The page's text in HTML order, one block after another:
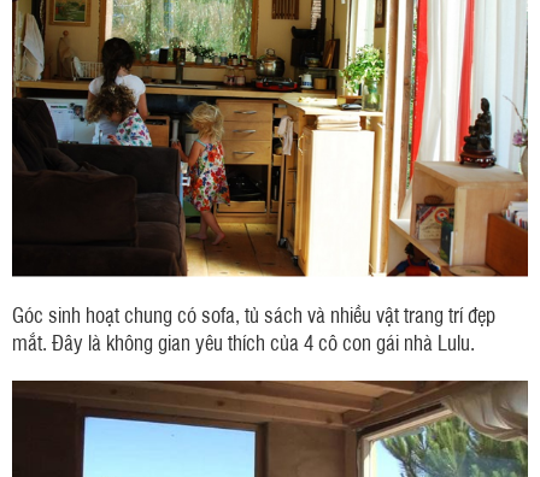
Góc sinh hoạt chung có sofa, tủ sách và nhiều vật trang trí đẹp
mắt. Đây là không gian yêu thích của 4 cô con gái nhà Lulu.